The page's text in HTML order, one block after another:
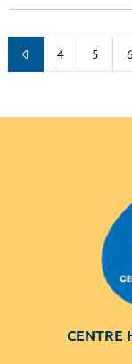
4 5 6
CENTRE